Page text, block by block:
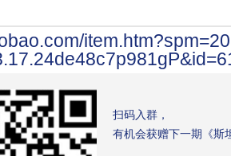
扫码入群，
有机会获赠下一期《斯